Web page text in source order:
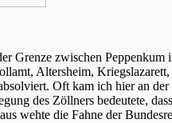
Grenze zwischen
Altersheim,
Oft kam ich hier an
des Zöllners bedeutete,
wehte die Fahne der